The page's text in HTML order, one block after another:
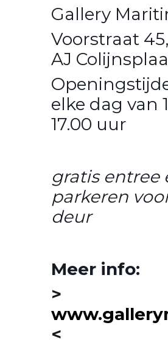
Gallery
Voorstraat
AJ
elke dag van
17.00 uur
gratis entree
parkeren
deur
Meer info:
>
<